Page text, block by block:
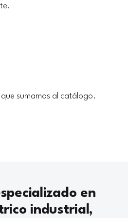
sumamos al catálogo.
en
industrial,